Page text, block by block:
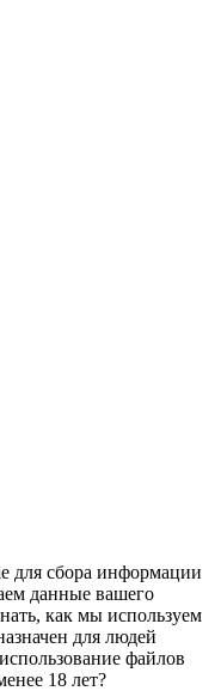
для сбора информации
данные вашего
как мы используем
для людей
файлов
18 лет?